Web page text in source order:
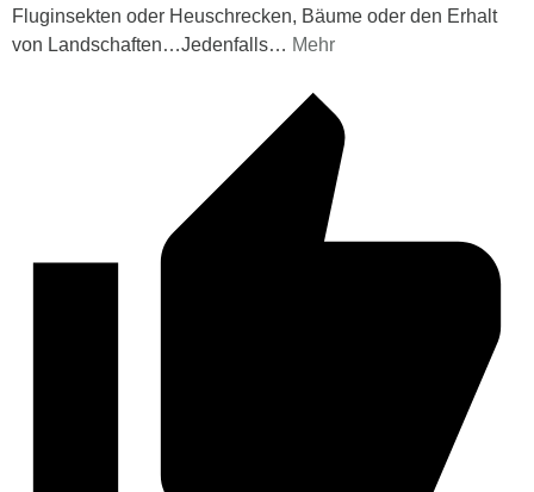
Fluginsekten oder Heuschrecken, Bäume oder den Erhalt
von Landschaften…Jedenfalls… Mehr